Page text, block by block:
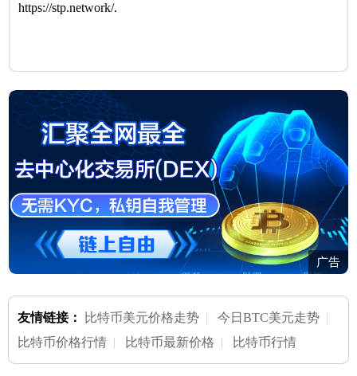
https://stp.network/.
广告
友情链接： 比特币美元价格走势 |今日BTC美元走势 |
比特币价格行情 | 比特币最新价格 | 比特币行情